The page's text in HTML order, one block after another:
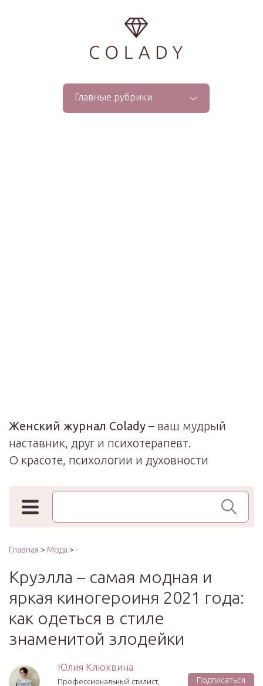
Главные рубрики
Женский журнал Colady – ваш мудрый
наставник, друг и психотерапевт.
О красоте, психологии и духовности
Поиск по сайту
Главная > Мода > -
Круэлла – самая модная и
яркая киногероиня 2021 года:
как одеться в стиле
знаменитой злодейки
Юлия Клюквина
Профессиональный стилист,
Подписаться